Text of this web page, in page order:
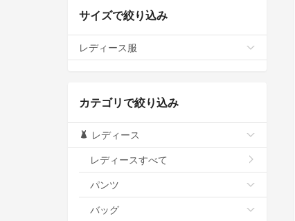
サイズで絞り込み
レディース服
カテゴリで絞り込み
レディース
レディースすべて
パンツ
バッグ